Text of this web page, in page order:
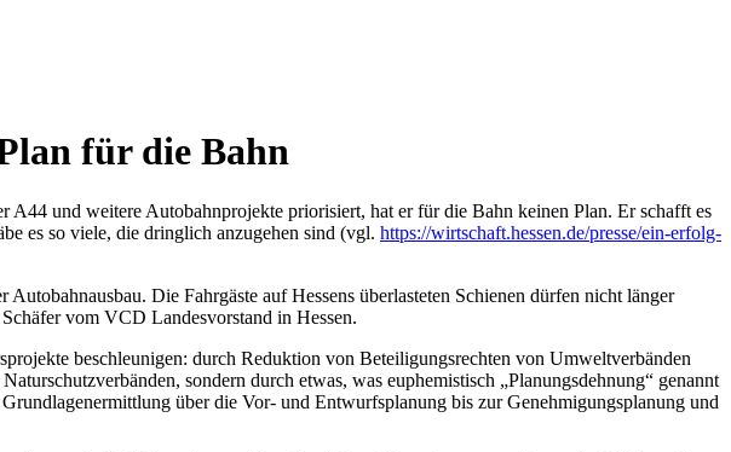
für die Bahn
und weitere Autobahnprojekte priorisiert, hat er für die Bahn keinen Plan. Er schafft es
es so viele, die dringlich anzugehen sind (vgl. https://wirtschaft.hessen.de/presse/ein-erfolg-
Die Fahrgäste auf Hessens überlasteten Schienen dürfen nicht länger
vom VCD Landesvorstand in Hessen.
beschleunigen: durch Reduktion von Beteiligungsrechten von Umweltverbänden
sondern durch etwas, was euphemistisch „Planungsdehnung“ genannt
über die Vor- und Entwurfsplanung bis zur Genehmigungsplanung und